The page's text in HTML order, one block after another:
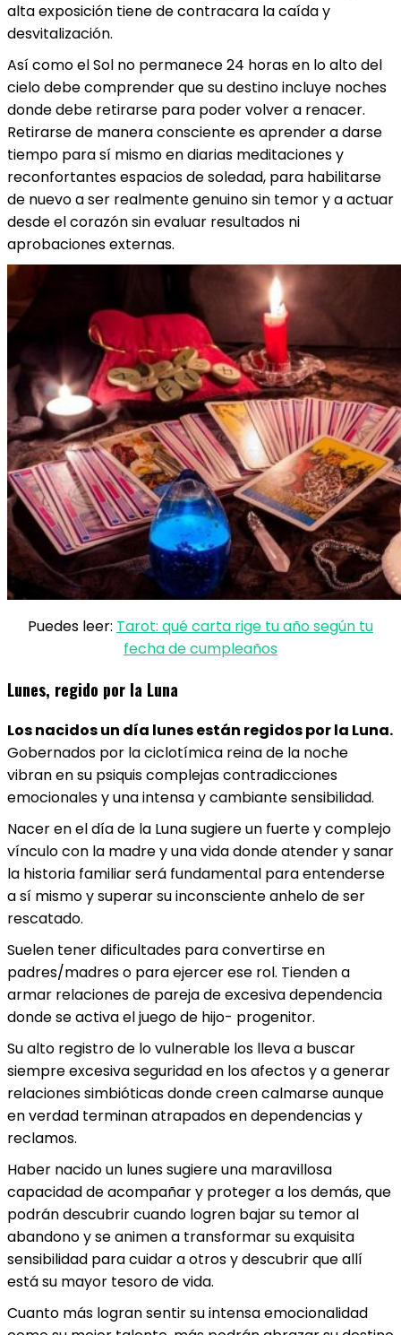
alta exposición tiene de contracara la caída y
desvitalización.
Así como el Sol no permanece 24 horas en lo alto del
cielo debe comprender que su destino incluye noches
donde debe retirarse para poder volver a renacer.
Retirarse de manera consciente es aprender a darse
tiempo para sí mismo en diarias meditaciones y
reconfortantes espacios de soledad, para habilitarse
de nuevo a ser realmente genuino sin temor y a actuar
desde el corazón sin evaluar resultados ni
aprobaciones externas.
Puedes leer: Tarot: qué carta rige tu año según tu
fecha de cumpleaños
Lunes, regido por la Luna
Los nacidos un día lunes están regidos por la Luna.
Gobernados por la ciclotímica reina de la noche
vibran en su psiquis complejas contradicciones
emocionales y una intensa y cambiante sensibilidad.
Nacer en el día de la Luna sugiere un fuerte y complejo
vínculo con la madre y una vida donde atender y sanar
la historia familiar será fundamental para entenderse
a sí mismo y superar su inconsciente anhelo de ser
rescatado.
Suelen tener dificultades para convertirse en
padres/madres o para ejercer ese rol. Tienden a
armar relaciones de pareja de excesiva dependencia
donde se activa el juego de hijo- progenitor.
Su alto registro de lo vulnerable los lleva a buscar
siempre excesiva seguridad en los afectos y a generar
relaciones simbióticas donde creen calmarse aunque
en verdad terminan atrapados en dependencias y
reclamos.
Haber nacido un lunes sugiere una maravillosa
capacidad de acompañar y proteger a los demás, que
podrán descubrir cuando logren bajar su temor al
abandono y se animen a transformar su exquisita
sensibilidad para cuidar a otros y descubrir que allí
está su mayor tesoro de vida.
Cuanto más logran sentir su intensa emocionalidad